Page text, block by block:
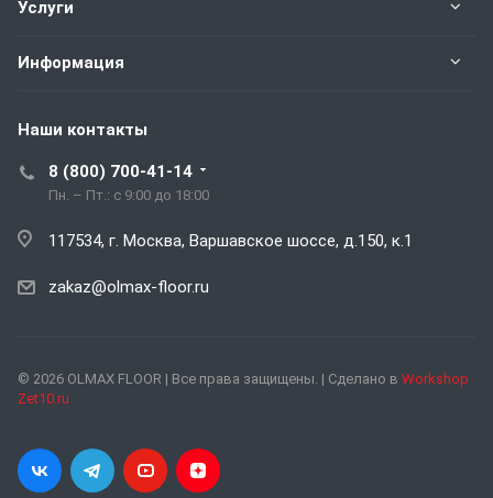
Услуги
Информация
Наши контакты
8 (800) 700-41-14
Пн. – Пт.: с 9:00 до 18:00
117534, г. Москва, Варшавское шоссе, д.150, к.1
zakaz@olmax-floor.ru
© 2026 OLMAX FLOOR | Все права защищены. | Сделано в Workshop
Zet10.ru